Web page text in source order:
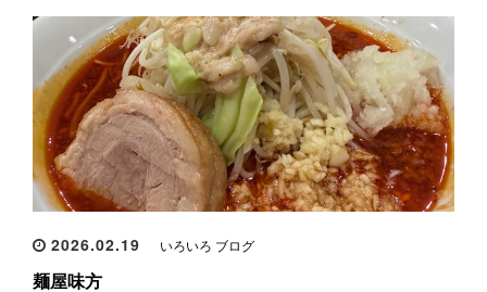
2026.02.19 いろいろ ブログ
麺屋味方